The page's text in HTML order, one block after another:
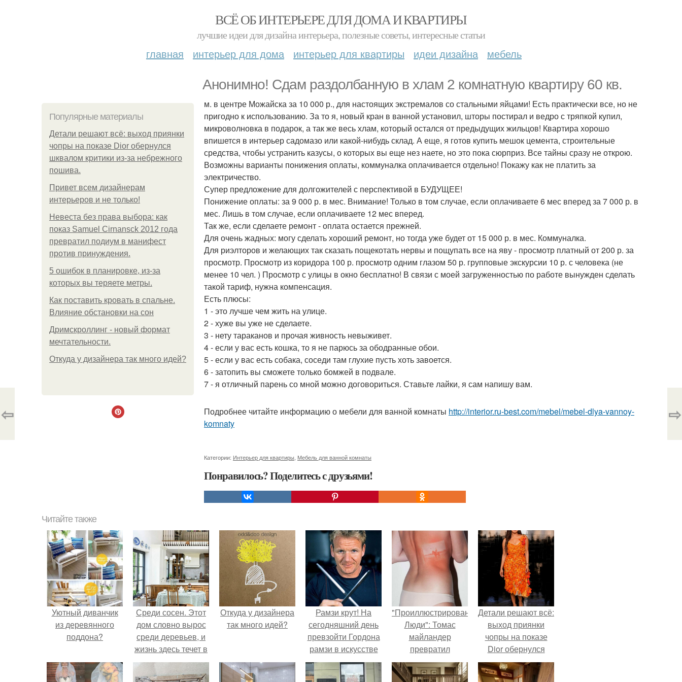
ВСЁ ОБ ИНТЕРЬЕРЕ ДЛЯ ДОМА И КВАРТИРЫ
лучшие идеи для дизайна интерьера, полезные советы, интересные статьи
главная интерьер для дома интерьер для квартиры идеи дизайна мебель
Анонимно! Сдам раздолбанную в хлам 2 комнатную квартиру 60 кв.
Популярные материалы
Детали решают всё: выход приянки
чопры на показе Dior обернулся
шквалом критики из-за небрежного
пошива.
Привет всем дизайнерам
интерьеров и не только!
Невеста без права выбора: как
показ Samuel Cirnansck 2012 года
превратил подиум в манифест
против принуждения.
5 ошибок в планировке, из-за
которых вы теряете метры.
Как поставить кровать в спальне.
Влияние обстановки на сон
Дримскроллинг - новый формат
мечтательности.
Откуда у дизайнера так много идей?
м. в центре Можайска за 10 000 р., для настоящих экстремалов со стальными яйцами! Есть практически все, но не
пригодно к использованию. За то я, новый кран в ванной установил, шторы постирал и ведро с тряпкой купил,
микроволновка в подарок, а так же весь хлам, который остался от предыдущих жильцов! Квартира хорошо
впишется в интерьер садомазо или какой-нибудь склад. А еще, я готов купить мешок цемента, строительные
средства, чтобы устранить казусы, о которых вы еще нез наете, но это пока сюрприз. Все тайны сразу не открою.
Возможны варианты понижения оплаты, коммуналка оплачивается отдельно! Покажу как не платить за
электричество.
Супер предложение для долгожителей с перспективой в БУДУЩЕЕ!
Понижение оплаты: за 9 000 р. в мес. Внимание! Только в том случае, если оплачиваете 6 мес вперед за 7 000 р. в
мес. Лишь в том случае, если оплачиваете 12 мес вперед.
Так же, если сделаете ремонт - оплата остается прежней.
Для очень жадных: могу сделать хороший ремонт, но тогда уже будет от 15 000 р. в мес. Коммуналка.
Для риэлторов и желающих так сказать пощекотать нервы и пощупать все на яву - просмотр платный от 200 р. за
просмотр. Просмотр из коридора 100 р. просмотр одним глазом 50 р. групповые экскурсии 10 р. с человека (не
менее 10 чел. ) Просмотр с улицы в окно бесплатно! В связи с моей загруженностью по работе вынужден сделать
такой тариф, нужна компенсация.
Есть плюсы:
1 - это лучше чем жить на улице.
2 - хуже вы уже не сделаете.
3 - нету тараканов и прочая живность невыживет.
4 - если у вас есть кошка, то я не парюсь за ободранные обои.
5 - если у вас есть собака, соседи там глухие пусть хоть завоется.
6 - затопить вы сможете только бомжей в подвале.
7 - я отличный парень со мной можно договориться. Ставьте лайки, я сам напишу вам.
Подробнее читайте информацию о мебели для ванной комнаты http://interior.ru-best.com/mebel/mebel-dlya-vannoy-
komnaty
Категории: Интерьер для квартиры Мебель для ванной комнаты
Понравилось? Поделитесь с друзьями!
⇦ ⇨
Читайте также
Уютный диванчик
из деревянного
поддона?
Среди сосен. Этот
дом словно вырос
среди деревьев, и
жизнь здесь течет в
собственном ритме
- спокойно, без
Откуда у дизайнера
так много идей?
Рамзи крут! На
сегодняшний день
превзойти Гордона
рамзи в искусстве
кулинарии не может
никто.
"Проиллюстрированные
Люди": Томас
майландер
превратил
солнечные ожоги в
арт - объект.
Детали решают всё:
выход приянки
чопры на показе
Dior обернулся
шквалом критики
из-за небрежного